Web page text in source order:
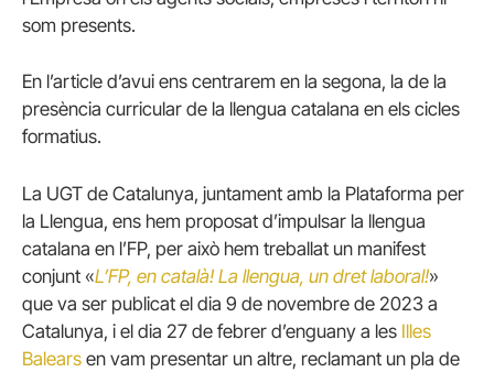
som presents.
En l’article d’avui ens centrarem en la segona, la de la
presència curricular de la llengua catalana en els cicles
formatius.
La UGT de Catalunya, juntament amb la Plataforma per
la Llengua, ens hem proposat d’impulsar la llengua
catalana en l’FP, per això hem treballat un manifest
conjunt «L’FP, en català! La llengua, un dret laboral!»
que va ser publicat el dia 9 de novembre de 2023 a
Catalunya, i el dia 27 de febrer d’enguany a les Illes
Balears en vam presentar un altre, reclamant un pla de